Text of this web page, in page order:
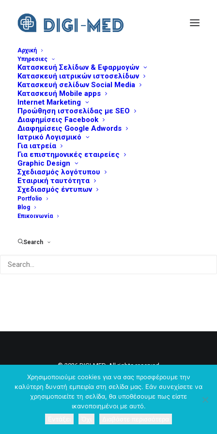
Αρχική
Υπηρεσιες
Κατασκευή Σελίδων & Εφαρμογών
Κατασκευή ιατρικών ιστοσελίδων
Κατασκευή σελίδων Social Media
Κατασκευή Mobile apps
Internet Marketing
Προώθηση ιστοσελίδας με SEO
Διαφημίσεις Facebook
Διαφημίσεις Google Adwords
Ιατρικό Λογισμικό
Για ιατρεία
Για επιστημονικές εταιρείες
Graphic Design
Σχεδιασμός λογότυπου
Εταιρική ταυτότητα
Σχεδιασμός έντυπων
Portfolio
Blog
Επικοινωνία
Search
software-for-private-practices
Home
Header | Υπηρεσίες | Λογισμικό για ιατρεία
software-for-private-practices
© 2026 DIGI-MED. All rights reserved
Χρησιμοποιούμε cookies για να σας προσφέρουμε την
καλύτερη δυνατή εμπειρία στη σελίδα μας. Εάν συνεχίσετε να
χρησιμοποιείτε τη σελίδα, θα υποθέσουμε πως είστε
ικανοποιημένοι με αυτό.